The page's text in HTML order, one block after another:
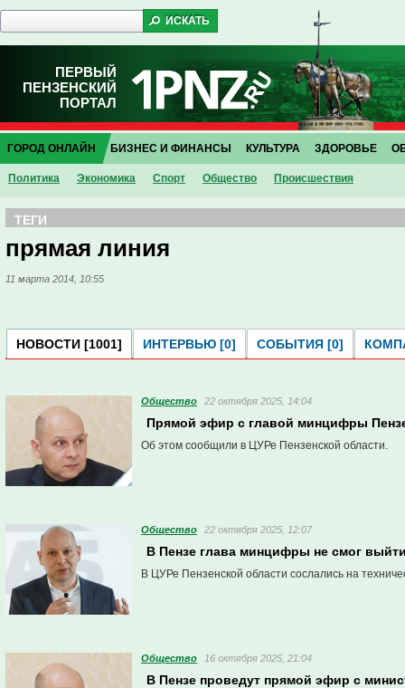
ПЕРВЫЙ
ПЕНЗЕНСКИЙ
ПОРТАЛ
ГОРОД ОНЛАЙН
Политика Экономика Спорт Общество Проиcшествия
БИЗНЕС И ФИНАНСЫ КУЛЬТУРА ЗДОРОВЬЕ
ТЕГИ
прямая линия
11 марта 2014, 10:55
НОВОСТИ [1001] ИНТЕРВЬЮ [0] СОБЫТИЯ [0]
Общество 22 октября 2025, 14:04
Прямой эфир с главой минцифры
Об этом сообщили в ЦУРе Пензенской области.
Общество 22 октября 2025, 12:07
В Пензе глава минцифры не смог
В ЦУРе Пензенской области сослались на
Общество 16 октября 2025, 21:04
В Пензе проведут прямой эфир с